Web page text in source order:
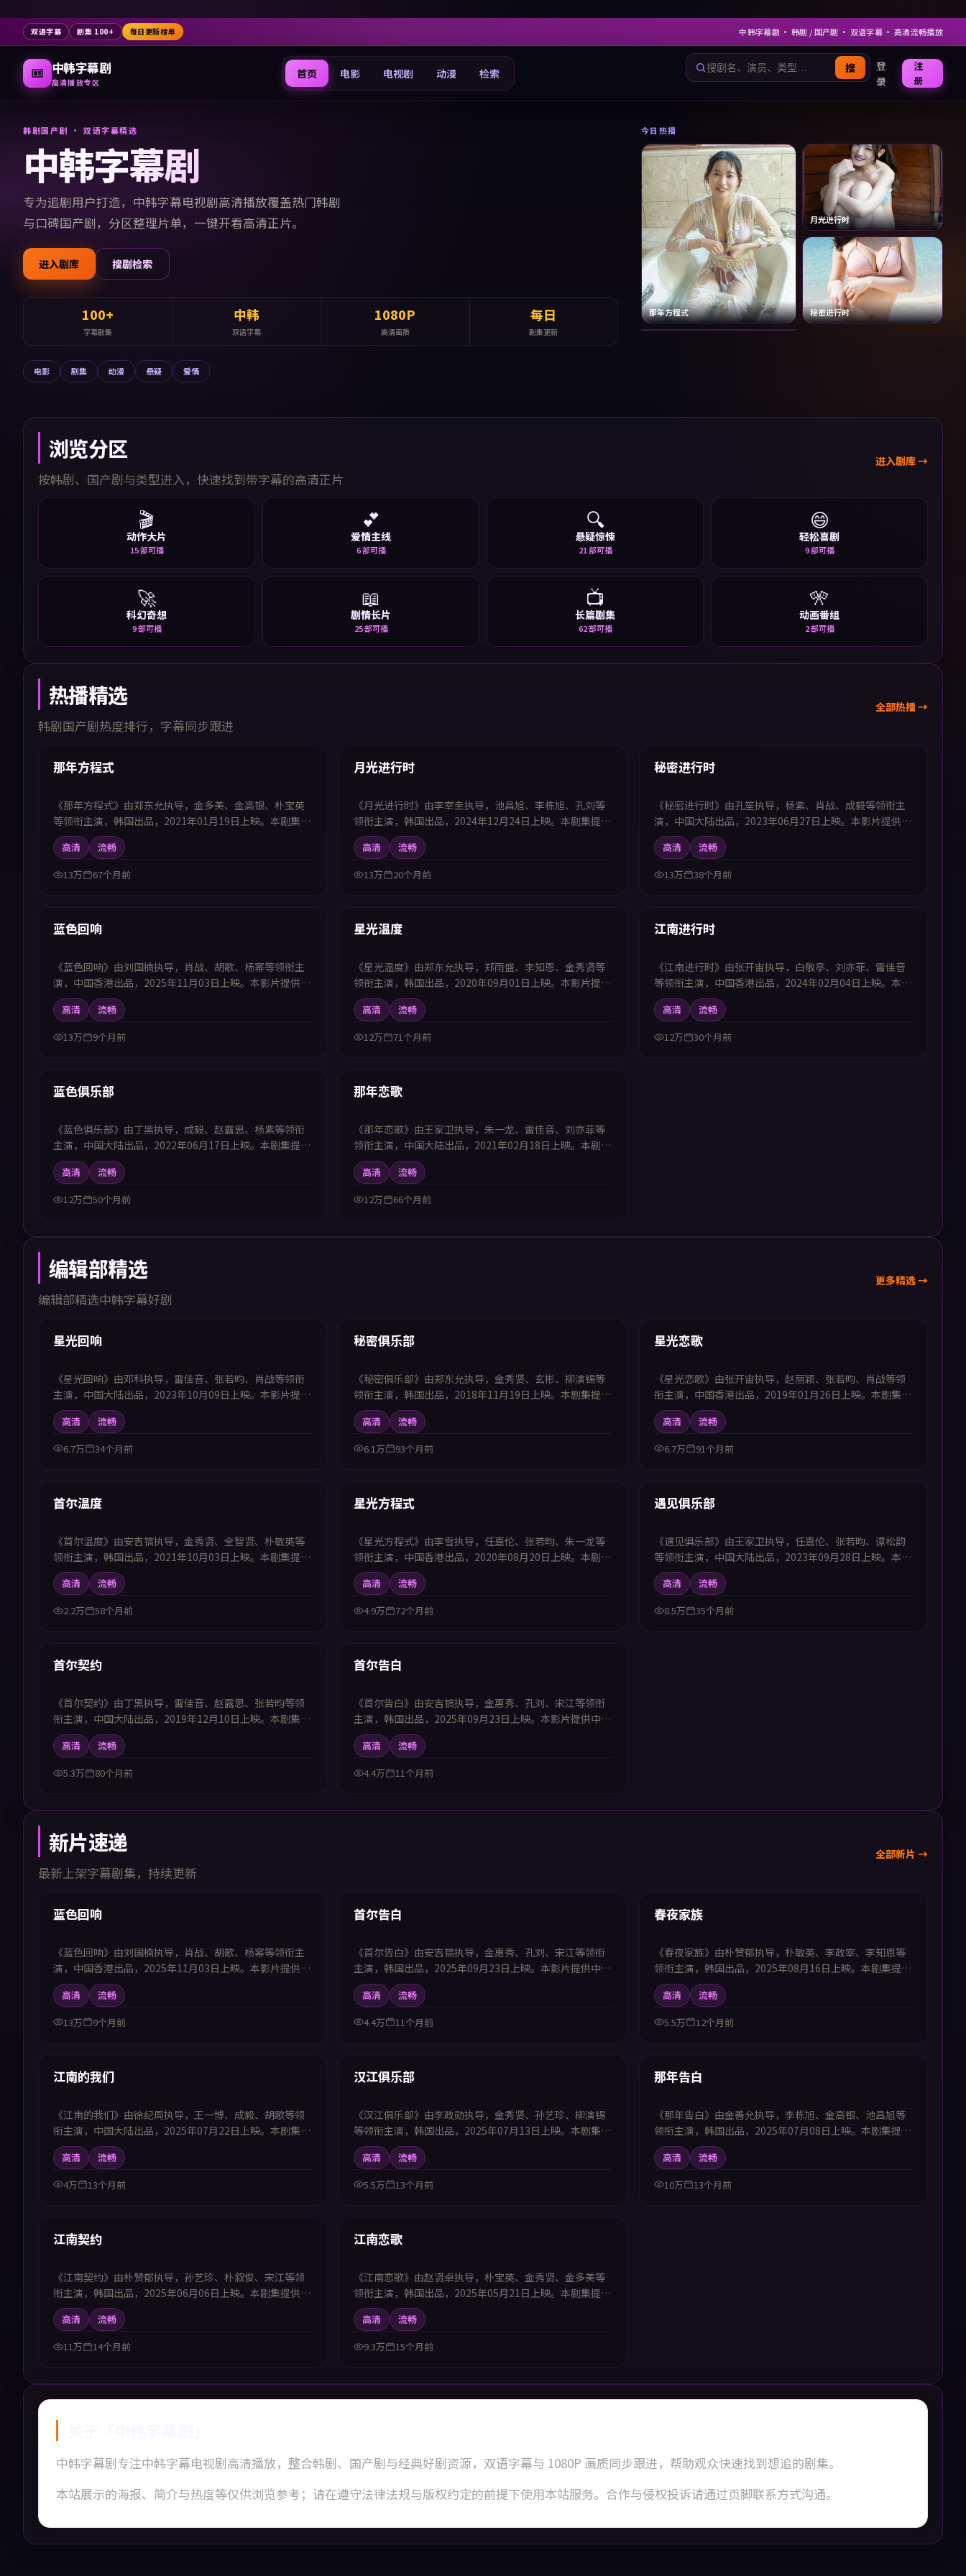
双语字幕 剧集 100+ 每日更新榜单 中韩字幕剧 · 韩剧 / 国产剧 · 双语字幕 · 高清流畅播放
中韩字幕剧
高清播放专区
首页 电影 电视剧 动漫 检索 搜
登
录
注
册
韩剧国产剧 · 双语字幕精选
中韩字幕剧
专为追剧用户打造， 中韩字幕电视剧高清播放覆盖热门韩剧
与口碑国产剧，分区整理片单，一键开看高清正片。
进入剧库 搜剧检索
100+
字幕剧集
中韩
双语字幕
1080P
高清画质
每日
剧集更新
电影 剧集 动漫 悬疑 爱情
今日热播
那年方程式
月光进行时
秘密进行时
蓝色回响
浏览分区
按韩剧、国产剧与类型进入，快速找到带字幕的高清正片
进入剧库 →
🎬
动作大片
15部可播
💕
爱情主线
6部可播
🔍
悬疑惊悚
21部可播
😄
轻松喜剧
9部可播
🚀
科幻奇想
9部可播
📖
剧情长片
25部可播
📺
长篇剧集
62部可播
🎌
动画番组
2部可播
热播精选
韩剧国产剧热度排行，字幕同步跟进
全部热播 →
热播
那年方程式
《那年方程式》由郑东允执导，金多美、金高银、朴宝英
等领衔主演，韩国出品，2021年01月19日上映。本剧集提
供中韩双语字幕，支持1080P高清播放，属犯罪题材，正
邪交锋中揭露灰色地带的人性选择，适合喜欢中韩字幕电
视剧高清播放的观众追看。
高清
流畅
13万
67个月前
热播
月光进行时
《月光进行时》由李宰圭执导，池昌旭、李栋旭、孔刘等
领衔主演，韩国出品，2024年12月24日上映。本剧集提供
中韩双语字幕，支持1080P高清播放，属动作题材，在危
机任务中完成自我突破，适合喜欢中韩字幕电视剧高清播
放的观众追看。
高清
流畅
13万
20个月前
热播
秘密进行时
《秘密进行时》由孔笙执导，杨紫、肖战、成毅等领衔主
演，中国大陆出品，2023年06月27日上映。本影片提供中
韩双语字幕，支持1080P高清播放，属喜剧题材，用轻松
幽默化解生活困境并传递温暖力量，适合喜欢中韩字幕电
视剧高清播放的观众追看。
高清
流畅
13万
38个月前
热播
蓝色回响
《蓝色回响》由刘国楠执导，肖战、胡歌、杨幂等领衔主
演，中国香港出品，2025年11月03日上映。本影片提供中
韩双语字幕，支持1080P高清播放，属悬疑题材，在有限
时间内揭开被掩盖的关键证据，适合喜欢中韩字幕电视剧
高清播放的观众追看。
高清
流畅
13万
9个月前
热播
星光温度
《星光温度》由郑东允执导，郑雨盛、李知恩、金秀贤等
领衔主演，韩国出品，2020年09月01日上映。本影片提供
中韩双语字幕，支持1080P高清播放，属科幻题材，近未
来设定下探讨科技与人性的边界，适合喜欢中韩字幕电视
剧高清播放的观众追看。
高清
流畅
12万
71个月前
热播
江南进行时
《江南进行时》由张开宙执导，白敬亭、刘亦菲、雷佳音
等领衔主演，中国香港出品，2024年02月04日上映。本剧
集提供中韩双语字幕，支持1080P高清播放，属科幻题
材，在时间线与平行空间中展开冒险，适合喜欢中韩字幕
电视剧高清播放的观众追看。
高清
流畅
12万
30个月前
热播
蓝色俱乐部
《蓝色俱乐部》由丁黑执导，成毅、赵露思、杨紫等领衔
主演，中国大陆出品，2022年06月17日上映。本剧集提供
中韩双语字幕，支持1080P高清播放，属剧情题材，聚焦
普通人在时代洪流中的选择与坚守，适合喜欢中韩字幕电
视剧高清播放的观众追看。
高清
流畅
12万
50个月前
热播
那年恋歌
《那年恋歌》由王家卫执导，朱一龙、雷佳音、刘亦菲等
领衔主演，中国大陆出品，2021年02月18日上映。本剧集
提供中韩双语字幕，支持1080P高清播放，属喜剧题材，
用轻松幽默化解生活困境并传递温暖力量，适合喜欢中韩
字幕电视剧高清播放的观众追看。
高清
流畅
12万
66个月前
编辑部精选
编辑部精选中韩字幕好剧
更多精选 →
首推
星光回响
《星光回响》由邓科执导，雷佳音、张若昀、肖战等领衔
主演，中国大陆出品，2023年10月09日上映。本影片提供
中韩双语字幕，支持1080P高清播放，属动作题材，在危
机任务中完成自我突破，适合喜欢中韩字幕电视剧高清播
放的观众追看。
高清
流畅
6.7万
34个月前
首推
秘密俱乐部
《秘密俱乐部》由郑东允执导，金秀贤、玄彬、柳演锡等
领衔主演，韩国出品，2018年11月19日上映。本剧集提供
中韩双语字幕，支持1080P高清播放，属动作题材，高密
度动作场面与团队默契相辅相成，适合喜欢中韩字幕电视
剧高清播放的观众追看。
高清
流畅
6.1万
93个月前
首推
星光恋歌
《星光恋歌》由张开宙执导，赵丽颖、张若昀、肖战等领
衔主演，中国香港出品，2019年01月26日上映。本剧集提
供中韩双语字幕，支持1080P高清播放，属剧情题材，聚
焦普通人在时代洪流中的选择与坚守，适合喜欢中韩字幕
电视剧高清播放的观众追看。
高清
流畅
6.7万
91个月前
首推
首尔温度
《首尔温度》由安吉镐执导，金秀贤、全智贤、朴敏英等
领衔主演，韩国出品，2021年10月03日上映。本剧集提供
中韩双语字幕，支持1080P高清播放，属喜剧题材，群像
互动不断制造笑点同时治愈人心，适合喜欢中韩字幕电视
剧高清播放的观众追看。
高清
流畅
2.2万
58个月前
首推
星光方程式
《星光方程式》由李雪执导，任嘉伦、张若昀、朱一龙等
领衔主演，中国香港出品，2020年08月20日上映。本剧集
提供中韩双语字幕，支持1080P高清播放，属剧情题材，
在细节中铺陈人物弧光与社会议题，适合喜欢中韩字幕电
视剧高清播放的观众追看。
高清
流畅
4.9万
72个月前
首推
遇见俱乐部
《遇见俱乐部》由王家卫执导，任嘉伦、张若昀、谭松韵
等领衔主演，中国大陆出品，2023年09月28日上映。本剧
集提供中韩双语字幕，支持1080P高清播放，属喜剧题
材，日常琐事中迸发意想不到的笑料与感动，适合喜欢中
韩字幕电视剧高清播放的观众追看。
高清
流畅
8.5万
35个月前
首推
首尔契约
《首尔契约》由丁黑执导，雷佳音、赵露思、张若昀等领
衔主演，中国大陆出品，2019年12月10日上映。本剧集提
供中韩双语字幕，支持1080P高清播放，属冒险题材，以
探索未知地域推动人物关系变化，适合喜欢中韩字幕电视
剧高清播放的观众追看。
高清
流畅
5.3万
80个月前
首推
首尔告白
《首尔告白》由安吉镐执导，金惠秀、孔刘、宋江等领衔
主演，韩国出品，2025年09月23日上映。本影片提供中韩
双语字幕，支持1080P高清播放，属科幻题材，在时间线
与平行空间中展开冒险，适合喜欢中韩字幕电视剧高清播
放的观众追看。
高清
流畅
4.4万
11个月前
新片速递
最新上架字幕剧集，持续更新
全部新片 →
新上
蓝色回响
《蓝色回响》由刘国楠执导，肖战、胡歌、杨幂等领衔主
演，中国香港出品，2025年11月03日上映。本影片提供中
韩双语字幕，支持1080P高清播放，属悬疑题材，在有限
时间内揭开被掩盖的关键证据，适合喜欢中韩字幕电视剧
高清播放的观众追看。
高清
流畅
13万
9个月前
新上
首尔告白
《首尔告白》由安吉镐执导，金惠秀、孔刘、宋江等领衔
主演，韩国出品，2025年09月23日上映。本影片提供中韩
双语字幕，支持1080P高清播放，属科幻题材，在时间线
与平行空间中展开冒险，适合喜欢中韩字幕电视剧高清播
放的观众追看。
高清
流畅
4.4万
11个月前
新上
春夜家族
《春夜家族》由朴赞郁执导，朴敏英、李政宰、李知恩等
领衔主演，韩国出品，2025年08月16日上映。本剧集提供
中韩双语字幕，支持1080P高清播放，属战争题材，以历
史节点为轴展现信念与牺牲，适合喜欢中韩字幕电视剧高
清播放的观众追看。
高清
流畅
5.5万
12个月前
新上
江南的我们
《江南的我们》由徐纪周执导，王一博、成毅、胡歌等领
衔主演，中国大陆出品，2025年07月22日上映。本剧集提
供中韩双语字幕，支持1080P高清播放，属动作题材，高
密度动作场面与团队默契相辅相成，适合喜欢中韩字幕电
视剧高清播放的观众追看。
高清
流畅
4万
13个月前
新上
汉江俱乐部
《汉江俱乐部》由李政勋执导，金秀贤、孙艺珍、柳演锡
等领衔主演，韩国出品，2025年07月13日上映。本剧集提
供中韩双语字幕，支持1080P高清播放，属犯罪题材，以
案件调查为线索还原复杂的社会网络，适合喜欢中韩字幕
电视剧高清播放的观众追看。
高清
流畅
5.5万
13个月前
新上
那年告白
《那年告白》由金善允执导，李栋旭、金高银、池昌旭等
领衔主演，韩国出品，2025年07月08日上映。本剧集提供
中韩双语字幕，支持1080P高清播放，属科幻题材，在时
间线与平行空间中展开冒险，适合喜欢中韩字幕电视剧高
清播放的观众追看。
高清
流畅
10万
13个月前
新上
江南契约
《江南契约》由朴赞郁执导，孙艺珍、朴叙俊、宋江等领
衔主演，韩国出品，2025年06月06日上映。本剧集提供中
韩双语字幕，支持1080P高清播放，属剧情题材，聚焦普
通人在时代洪流中的选择与坚守，适合喜欢中韩字幕电视
剧高清播放的观众追看。
高清
流畅
11万
14个月前
新上
江南恋歌
《江南恋歌》由赵贤卓执导，朴宝英、金秀贤、金多美等
领衔主演，韩国出品，2025年05月21日上映。本剧集提供
中韩双语字幕，支持1080P高清播放，属喜剧题材，群像
互动不断制造笑点同时治愈人心，适合喜欢中韩字幕电视
剧高清播放的观众追看。
高清
流畅
9.3万
15个月前
中韩字幕剧专注中韩字幕电视剧高清播放，整合韩剧、国产剧与经典好剧资源，双语字幕与 1080P 画质同步跟进，帮助观众快速找到想追的剧集。
本站展示的海报、简介与热度等仅供浏览参考；请在遵守法律法规与版权约定的前提下使用本站服务。合作与侵权投诉请通过页脚联系方式沟通。